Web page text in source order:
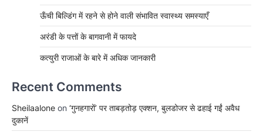
ऊँची बिल्डिंग में रहने से होने वाली संभावित स्वास्थ्य समस्याएँ
अरंडी के पत्तों के बागवानी में फायदे
कत्युरी राजाओं के बारे में अधिक जानकारी
Recent Comments
Sheilaalone on ‘गुनहगारों’ पर ताबड़तोड़ एक्शन, बुलडोजर से ढहाई गईं अवैध
दुकानें